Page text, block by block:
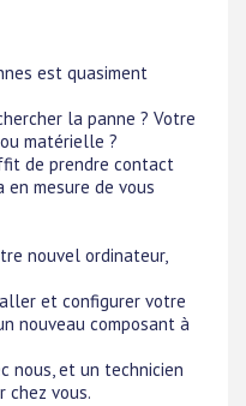
est quasiment
la panne ? Votre
matérielle ?
de prendre contact
en mesure de vous
nouvel ordinateur,
et configurer votre
nouveau composant à
nous, et un technicien
chez vous.